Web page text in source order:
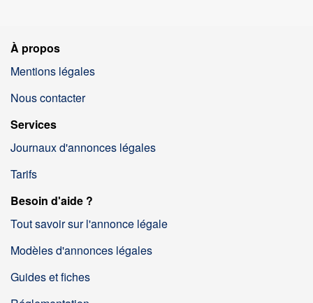
À propos
Mentions légales
Nous contacter
Services
Journaux d'annonces légales
Tarifs
Besoin d'aide ?
Tout savoir sur l'annonce légale
Modèles d'annonces légales
Guides et fiches